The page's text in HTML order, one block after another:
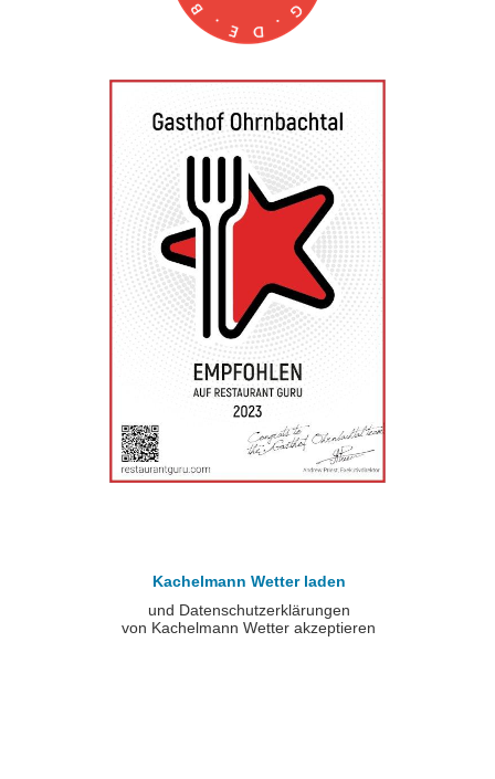
Kachelmann Wetter laden
und Datenschutzerklärungen
von Kachelmann Wetter akzeptieren